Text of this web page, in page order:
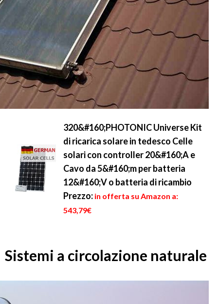
320&#160;PHOTONIC Universe Kit
di ricarica solare in tedesco Celle
solari con controller 20&#160;A e
Cavo da 5&#160;m per batteria
12&#160;V o batteria di ricambio
Prezzo: in offerta su Amazon a:
543,79€
Sistemi a circolazione naturale